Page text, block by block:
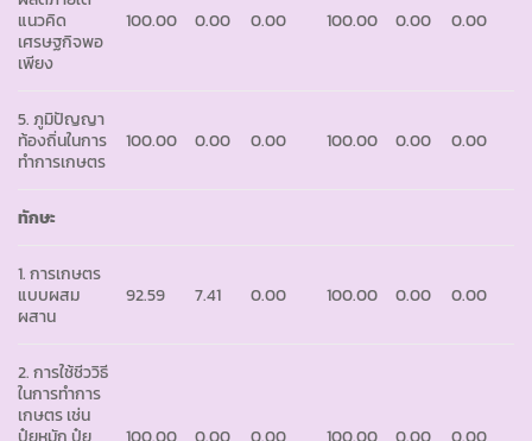
แนวคิด
เศรษฐกิจพอ
เพียง
100.00 0.00 0.00 100.00 0.00 0.00
5. ภูมิปัญญา
ท้องถิ่นในการ
ทำการเกษตร
100.00 0.00 0.00 100.00 0.00 0.00
ทักษะ
1. การเกษตร
แบบผสม
ผสาน
92.59 7.41 0.00 100.00 0.00 0.00
2. การใช้ชีววิธี
ในการทำการ
เกษตร เช่น